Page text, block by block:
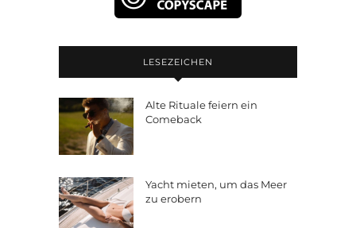
LESEZEICHEN
Alte Rituale feiern ein
Comeback
Yacht mieten, um das Meer
zu erobern